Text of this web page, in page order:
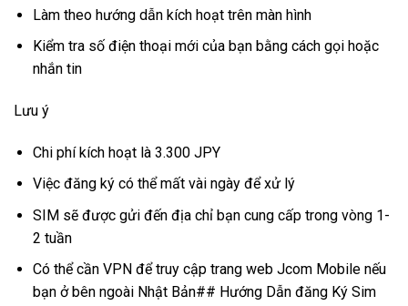
Làm theo hướng dẫn kích hoạt trên màn hình
Kiểm tra số điện thoại mới của bạn bằng cách gọi hoặc
nhắn tin
Lưu ý
Chi phí kích hoạt là 3.300 JPY
Việc đăng ký có thể mất vài ngày để xử lý
SIM sẽ được gửi đến địa chỉ bạn cung cấp trong vòng 1-
2 tuần
Có thể cần VPN để truy cập trang web Jcom Mobile nếu
bạn ở bên ngoài Nhật Bản## Hướng Dẫn đăng Ký Sim